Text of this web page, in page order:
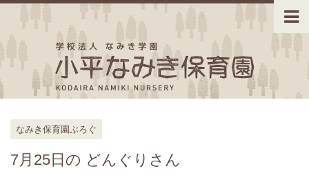
なみき保育園ぶろぐ
7月25日の どんぐりさん